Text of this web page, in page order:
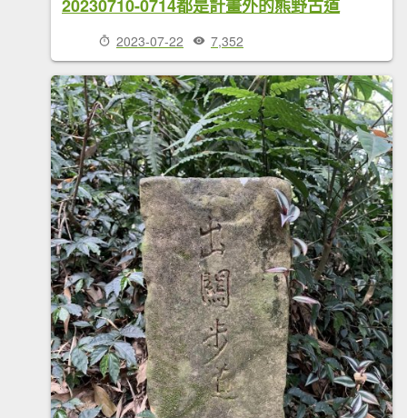
20230710-0714都是計畫外的熊野古道
2023-07-22 7,352